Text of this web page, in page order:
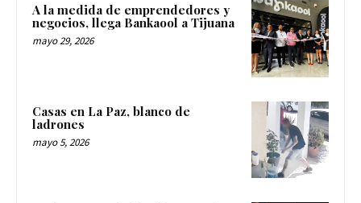
A la medida de emprendedores y
negocios, llega Bankaool a Tijuana
mayo 29, 2026
Casas en La Paz, blanco de
ladrones
mayo 5, 2026